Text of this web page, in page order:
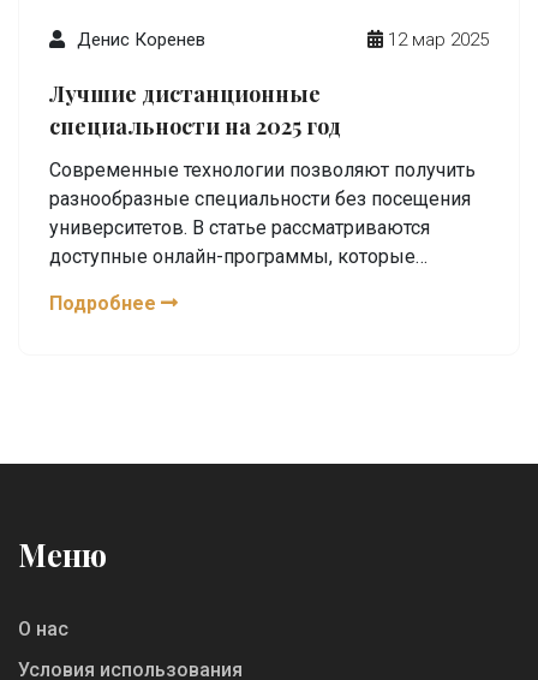
Денис Коренев 12 мар 2025
Лучшие дистанционные
специальности на 2025 год
Современные технологии позволяют получить
разнообразные специальности без посещения
университетов. В статье рассматриваются
доступные онлайн-программы, которые
сферах, не выходя из дома. Узнайте, какие
платформ и курсов.
Подробнее
Меню
О нас
Условия использования